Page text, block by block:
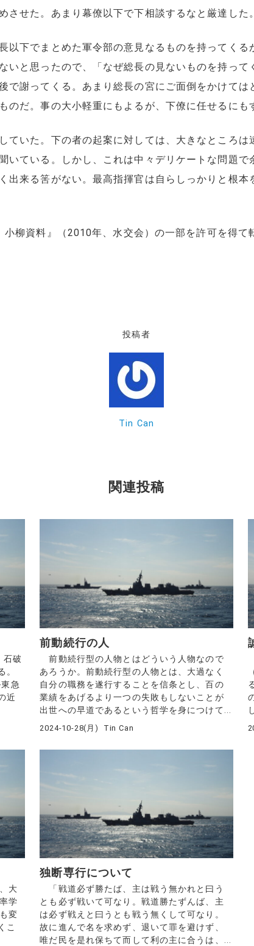
させた。あまり幕僚以下で下相談するなと厳達した。
下でまとめた軍令部の意見なるものを持ってくる
いと思ったので、「なぜ総長の見ないものを持っ
で謝ってくる。あまり総長の宮にご面倒をかけて
のだ。事の大小軽重にもよるが、下僚に任せるにも
いた。下の者の起案に対しては、大きなところは
いている。しかし、これは中々デリケートな問題で
出来る筈がない。最高指揮官は自らしっかりと根
柳資料』（2010年、水交会）の一部を許可を得て
投稿者
Tin Can
関連投稿
破
。
急
近
前動続行の人
前動続行型の人物とはどういう人物なので
あろうか。前動続行型の人物とは、大過なく
自分の職務を遂行することを信条とし、百の
業績をあげるより一つの失敗もしないことが
出世への早道であるという哲学を身につけて...
2024-10-28(月) Tin Can
大
学
変
こ
独断専行について
「戦道必ず勝たば、主は戦う無かれと曰う
とも必ず戦いて可なり。戦道勝たずんば、主
は必ず戦えと曰うとも戦う無くして可なり。
故に進んで名を求めず、退いて罪を避けず、
唯だ民を是れ保ちて而して利の主に合うは、...